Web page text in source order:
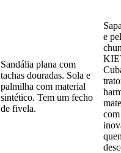
may
be
chosen
on
Sandália plana com
tachas douradas. Sola e
palmilha com material
sintético. Tem um fecho
de fivela.
e